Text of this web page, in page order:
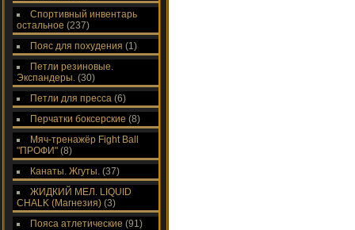
Спортивный инвентарь
остальное (237)
Пояс для похудения (1)
Петли резиновые.
Экспандеры. (30)
Петли для пресса (6)
Перчатки боксерские (8)
Мяч-тренажёр Fight Ball
"ПРОФИ" (8)
Канаты. Жгуты. (37)
ЖИДКИЙ МЕЛ. LIQUID
CHALK (Магнезия) (3)
Пояса атлетические (91)